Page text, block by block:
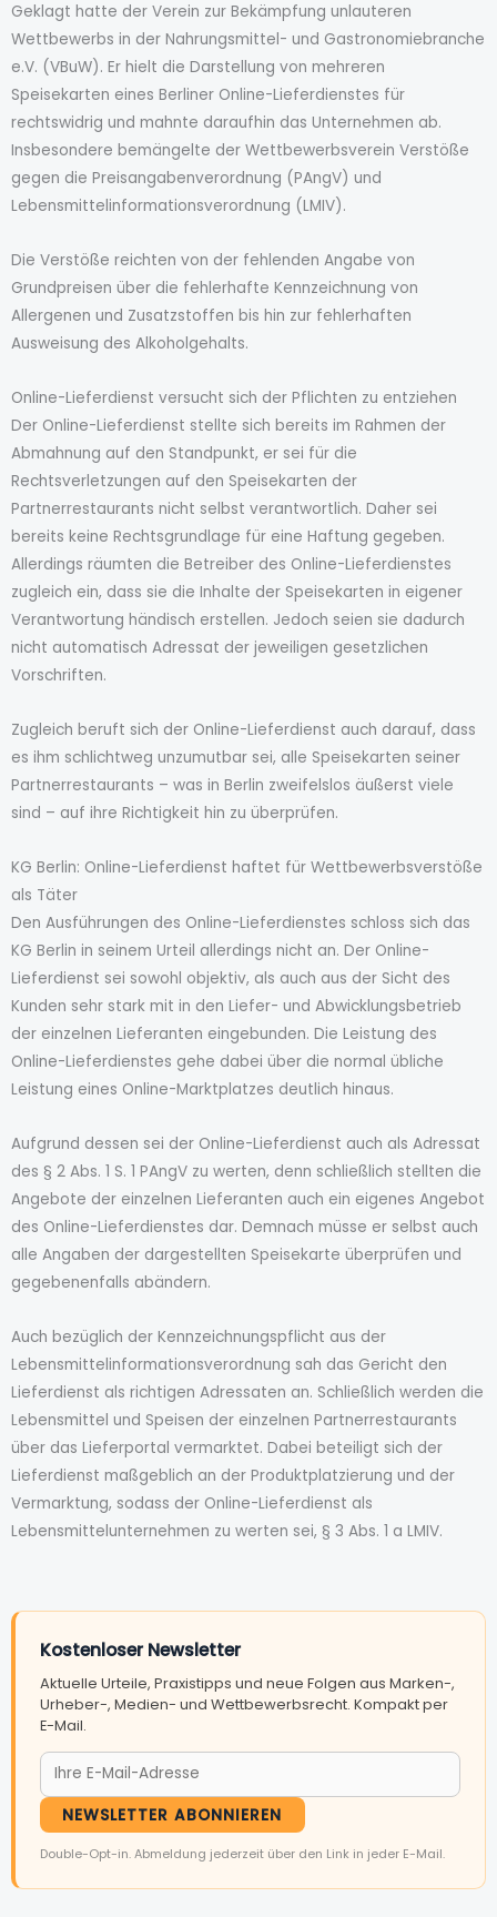
Geklagt hatte der Verein zur Bekämpfung unlauteren
Wettbewerbs in der Nahrungsmittel- und Gastronomiebranche
e.V. (VBuW). Er hielt die Darstellung von mehreren
Speisekarten eines Berliner Online-Lieferdienstes für
rechtswidrig und mahnte daraufhin das Unternehmen ab.
Insbesondere bemängelte der Wettbewerbsverein Verstöße
gegen die Preisangabenverordnung (PAngV) und
Lebensmittelinformationsverordnung (LMIV).
Die Verstöße reichten von der fehlenden Angabe von
Grundpreisen über die fehlerhafte Kennzeichnung von
Allergenen und Zusatzstoffen bis hin zur fehlerhaften
Ausweisung des Alkoholgehalts.
Online-Lieferdienst versucht sich der Pflichten zu entziehen
Der Online-Lieferdienst stellte sich bereits im Rahmen der
Abmahnung auf den Standpunkt, er sei für die
Rechtsverletzungen auf den Speisekarten der
Partnerrestaurants nicht selbst verantwortlich. Daher sei
bereits keine Rechtsgrundlage für eine Haftung gegeben.
Allerdings räumten die Betreiber des Online-Lieferdienstes
zugleich ein, dass sie die Inhalte der Speisekarten in eigener
Verantwortung händisch erstellen. Jedoch seien sie dadurch
nicht automatisch Adressat der jeweiligen gesetzlichen
Vorschriften.
Zugleich beruft sich der Online-Lieferdienst auch darauf, dass
es ihm schlichtweg unzumutbar sei, alle Speisekarten seiner
Partnerrestaurants – was in Berlin zweifelslos äußerst viele
sind – auf ihre Richtigkeit hin zu überprüfen.
KG Berlin: Online-Lieferdienst haftet für Wettbewerbsverstöße
als Täter
Den Ausführungen des Online-Lieferdienstes schloss sich das
KG Berlin in seinem Urteil allerdings nicht an. Der Online-
Lieferdienst sei sowohl objektiv, als auch aus der Sicht des
Kunden sehr stark mit in den Liefer- und Abwicklungsbetrieb
der einzelnen Lieferanten eingebunden. Die Leistung des
Online-Lieferdienstes gehe dabei über die normal übliche
Leistung eines Online-Marktplatzes deutlich hinaus.
Aufgrund dessen sei der Online-Lieferdienst auch als Adressat
des § 2 Abs. 1 S. 1 PAngV zu werten, denn schließlich stellten die
Angebote der einzelnen Lieferanten auch ein eigenes Angebot
des Online-Lieferdienstes dar. Demnach müsse er selbst auch
alle Angaben der dargestellten Speisekarte überprüfen und
gegebenenfalls abändern.
Auch bezüglich der Kennzeichnungspflicht aus der
Lebensmittelinformationsverordnung sah das Gericht den
Lieferdienst als richtigen Adressaten an. Schließlich werden die
Lebensmittel und Speisen der einzelnen Partnerrestaurants
über das Lieferportal vermarktet. Dabei beteiligt sich der
Lieferdienst maßgeblich an der Produktplatzierung und der
Vermarktung, sodass der Online-Lieferdienst als
Lebensmittelunternehmen zu werten sei, § 3 Abs. 1 a LMIV.
Kostenloser Newsletter
Aktuelle Urteile, Praxistipps und neue Folgen aus Marken-,
Urheber-, Medien- und Wettbewerbsrecht. Kompakt per
E-Mail.
NEWSLETTER ABONNIEREN
Double-Opt-in. Abmeldung jederzeit über den Link in jeder E-Mail.